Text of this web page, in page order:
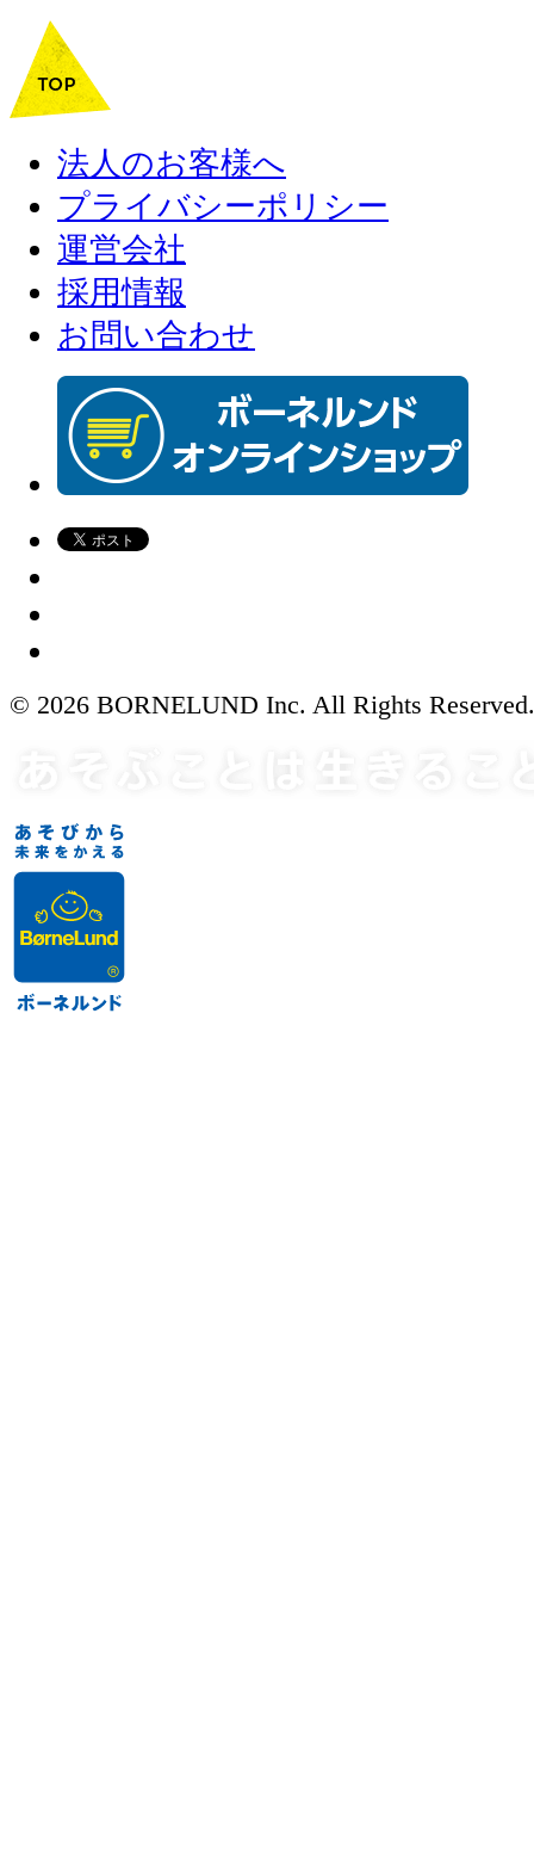
法人のお客様へ
プライバシーポリシー
運営会社
採用情報
お問い合わせ
© 2026 BORNELUND Inc. All Rights Reserved.